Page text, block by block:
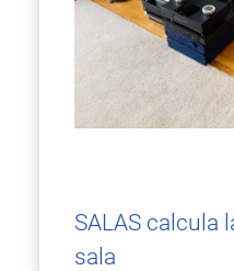
SALAS calcula
sala